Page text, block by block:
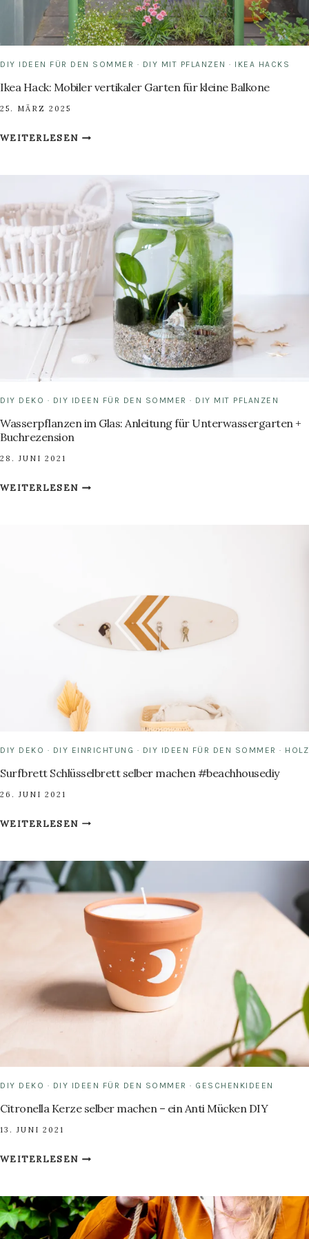
DIY IDEEN FÜR DEN SOMMER · DIY MIT PFLANZEN · IKEA HACKS
Ikea Hack: Mobiler vertikaler Garten für kleine Balkone
25. MÄRZ 2025
WEITERLESENIKEA
VERTIKALER
GARTEN
FÜR
KLEINE
BALKONE
DIY DEKO · DIY IDEEN FÜR DEN SOMMER · DIY MIT PFLANZEN
Wasserpflanzen im Glas: Anleitung für Unterwassergarten +
Buchrezension
28. JUNI 2021
WEITERLESENWASSERPFLANZEN
BUCHREZENSION
DIY DEKO · DIY EINRICHTUNG · DIY IDEEN FÜR DEN SOMMER · HOLZ
Surfbrett Schlüsselbrett selber machen #beachhousediy
26. JUNI 2021
WEITERLESENSURFBRETT
MACHEN
#BEACHHOUSEDIY
DIY DEKO · DIY IDEEN FÜR DEN SOMMER · GESCHENKIDEEN
Citronella Kerze selber machen – ein Anti Mücken DIY
13. JUNI 2021
WEITERLESENCITRONELLA
MACHEN
–